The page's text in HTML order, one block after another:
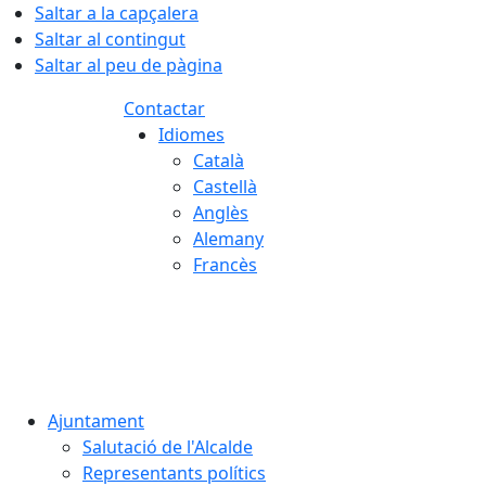
Saltar a la capçalera
Saltar al contingut
Saltar al peu de pàgina
Contactar
Idiomes
Català
Castellà
Anglès
Alemany
Francès
Ajuntament
Salutació de l'Alcalde
Representants polítics